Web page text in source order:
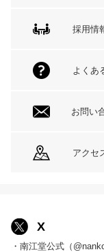
採用情
よくあ
お問い
アクセ
X
・南江堂公式（